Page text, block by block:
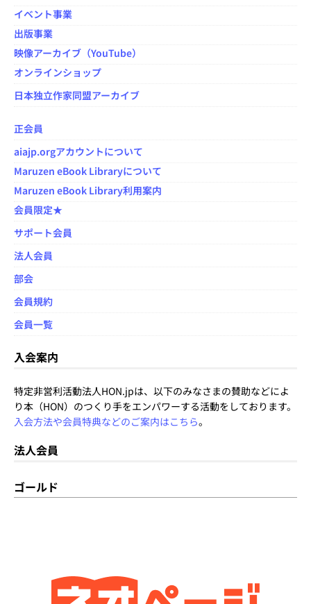
イベント事業
出版事業
映像アーカイブ（YouTube）
オンラインショップ
日本独立作家同盟アーカイブ
正会員
aiajp.orgアカウントについて
Maruzen eBook Libraryについて
Maruzen eBook Library利用案内
会員限定★
サポート会員
法人会員
部会
会員規約
会員一覧
入会案内
特定非営利活動法人HON.jpは、以下のみなさまの賛助などによ
り本（HON）のつくり手をエンパワーする活動をしております。
入会方法や会員特典などのご案内はこちら。
法人会員
ゴールド